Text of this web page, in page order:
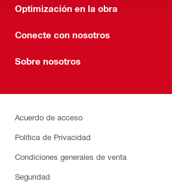
Optimización en la obra
Conecte con nosotros
Sobre nosotros
Acuerdo de acceso
Política de Privacidad
Condiciones generales de venta
Seguridad